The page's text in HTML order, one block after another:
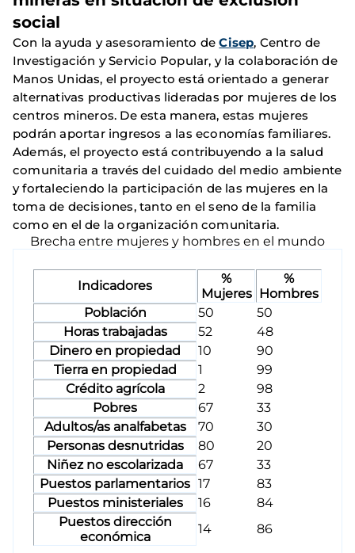
social
Con la ayuda y asesoramiento deCisep, Centro de
Investigación y Servicio Popular, y la colaboración de
Manos Unidas, el proyecto está orientado a generar
alternativas productivas lideradas por mujeres de los
centros mineros. De esta manera, estas mujeres
podrán aportar ingresos a las economías familiares.
Además, el proyecto está contribuyendo a la salud
comunitaria a través del cuidado del medio ambiente
y fortaleciendo la participación de las mujeres en la
toma de decisiones, tanto en el seno de la familia
como en el de la organización comunitaria.
Brecha entre mujeres y hombres en el mundo
Indicadores
%
Mujeres
%
Hombres
Población
50
50
Horas trabajadas
52
48
Dinero en propiedad
10
90
Tierra en propiedad
1
99
Crédito agrícola
2
98
Pobres
67
33
Adultos/as analfabetas
70
30
Personas desnutridas
80
20
Niñez no escolarizada
67
33
Puestos parlamentarios 17
83
Puestos ministeriales
16
84
Puestos dirección
económica
14 86